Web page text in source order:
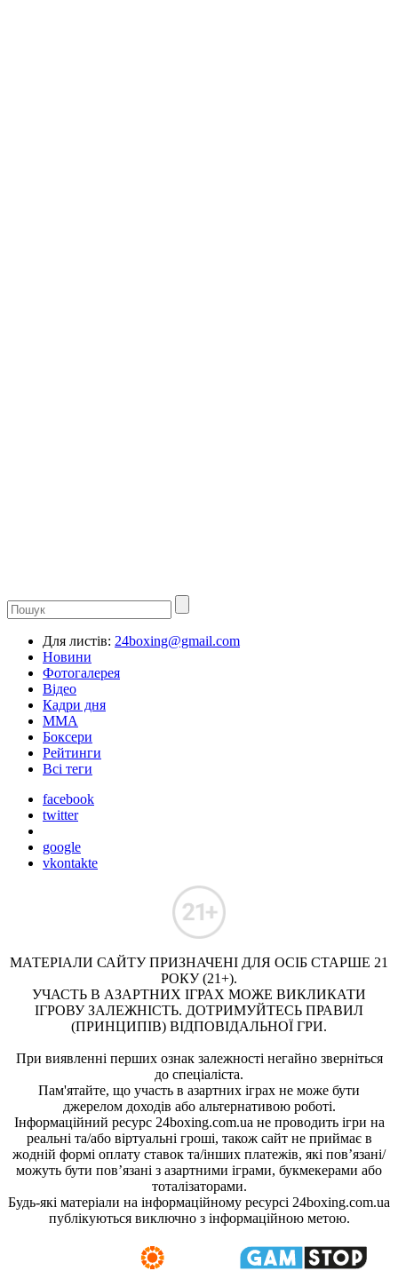
Для листів: 24boxing@gmail.com
Новини
Фотогалерея
Відео
Кадри дня
ММА
Боксери
Рейтинги
Всі теги
facebook
twitter
google
vkontakte
МАТЕРІАЛИ САЙТУ ПРИЗНАЧЕНІ ДЛЯ ОСІБ СТАРШЕ 21
РОКУ (21+).
УЧАСТЬ В АЗАРТНИХ ІГРАХ МОЖЕ ВИКЛИКАТИ
ІГРОВУ ЗАЛЕЖНІСТЬ. ДОТРИМУЙТЕСЬ ПРАВИЛ
(ПРИНЦИПІВ) ВІДПОВІДАЛЬНОЇ ГРИ.
При виявленні перших ознак залежності негайно зверніться
до спеціаліста.
Пам'ятайте, що участь в азартних іграх не може бути
джерелом доходів або альтернативою роботі.
Інформаційний ресурс 24boxing.com.ua не проводить ігри на
реальні та/або віртуальні гроші, також сайт не приймає в
жодній формі оплату ставок та/інших платежів, які пов’язані/
можуть бути пов’язані з азартними іграми, букмекерами або
тоталізаторами.
Будь-які матеріали на інформаційному ресурсі 24boxing.com.ua
публікуються виключно з інформаційною метою.